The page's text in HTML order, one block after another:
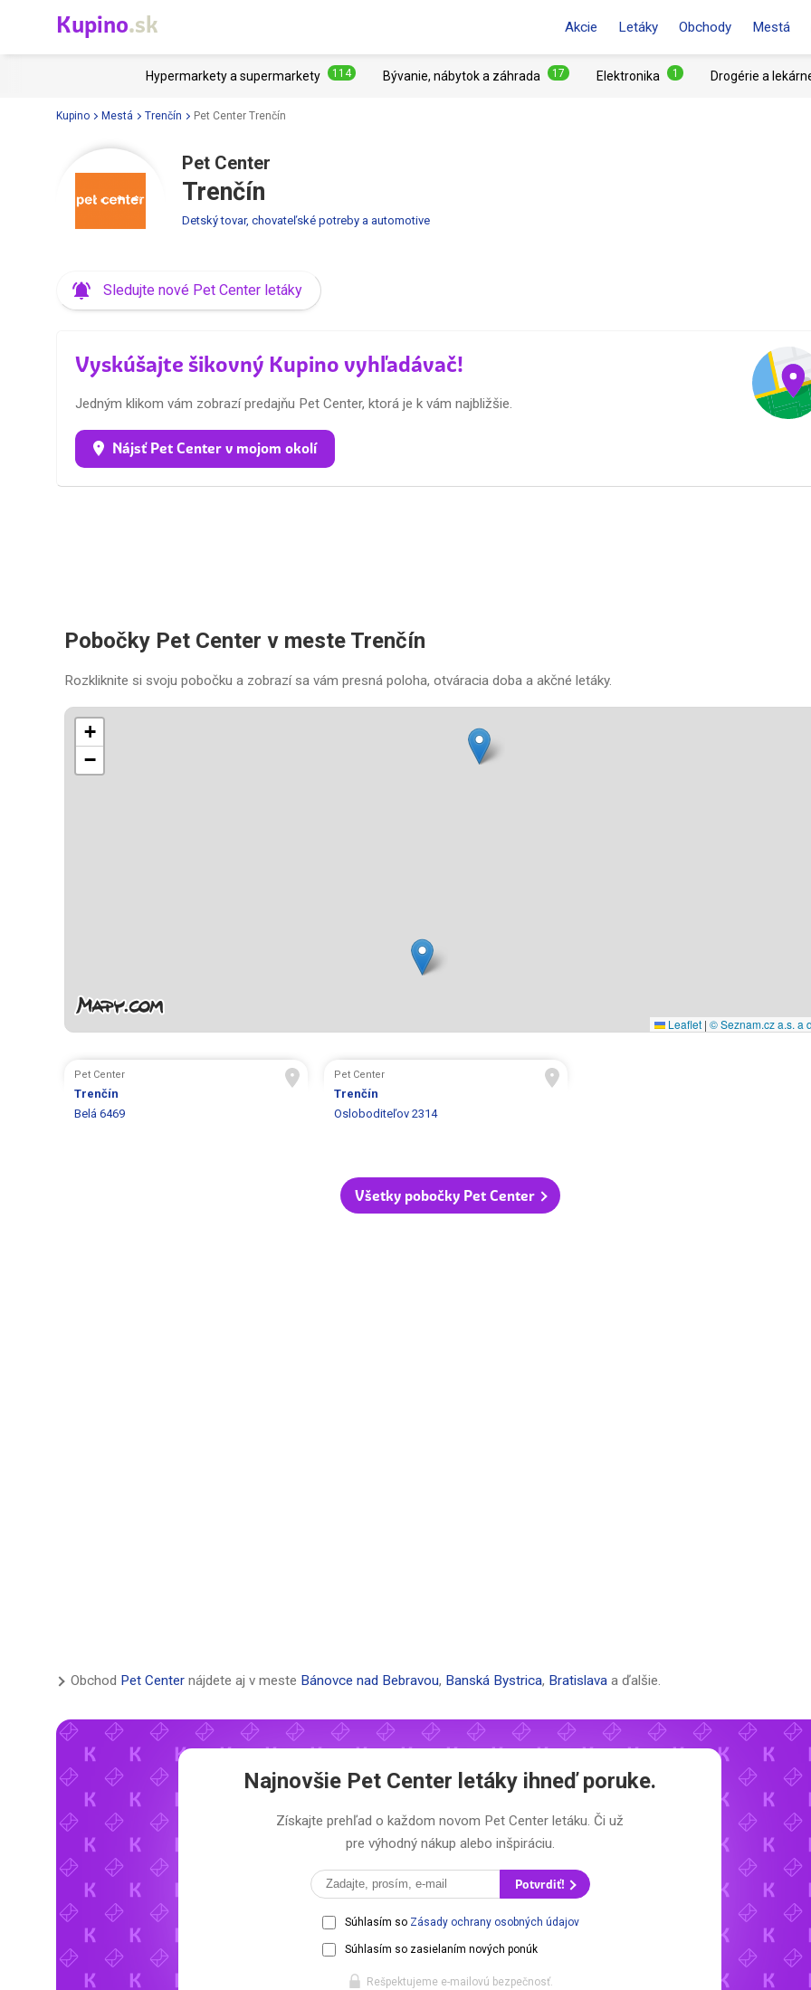
Kupino.sk Akcie Letáky Obchody Mestá
Hypermarkety a supermarkety 114 Bývanie, nábytok a záhrada 17 Elektronika 1 Drogérie a
Kupino Mestá Trenčín Pet Center Trenčín
Pet Center
Trenčín
Detský tovar, chovateľské potreby a automotive
Sledujte nové Pet Center letáky
Vyskúšajte šikovný Kupino vyhľadávač!
Jedným klikom vám zobrazí predajňu Pet Center, ktorá je k vám najbližšie.
Nájsť Pet Center v mojom okolí
Pobočky Pet Center v meste Trenčín
Rozkliknite si svoju pobočku a zobrazí sa vám presná poloha, otváracia doba a akčné letáky.
+
−
Leaflet | © Seznam.cz a.s. a
Pet Center
Trenčín
Belá 6469
Pet Center
Trenčín
Osloboditeľov 2314
Všetky pobočky Pet Center
Obchod Pet Center nájdete aj v meste Bánovce nad Bebravou, Banská Bystrica, Bratislava a ďalšie.
Najnovšie Pet Center letáky ihneď poruke.
Získajte prehľad o každom novom Pet Center letáku. Či už
pre výhodný nákup alebo inšpiráciu.
Potvrdiť!
Súhlasím so Zásady ochrany osobných údajov
Súhlasím so zasielaním nových ponúk
Rešpektujeme e-mailovú bezpečnosť.